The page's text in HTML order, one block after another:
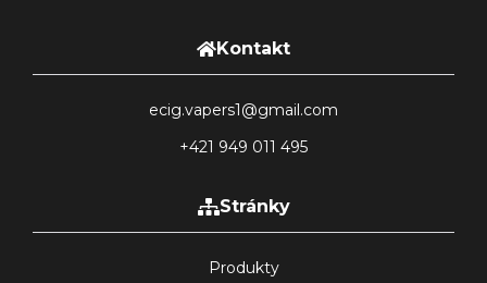
Kontakt
ecig.vapers1@gmail.com
+421 949 011 495
Stránky
Produkty